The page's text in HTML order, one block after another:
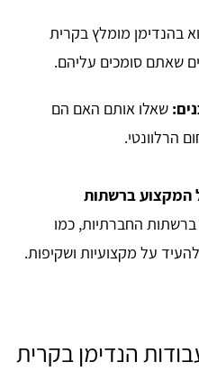
בהנדימן מומלץ בקרית
שאתם סומכים עליהם.
שאלו אותם האם הם
הרלוונטי.
המקצוע ברשתות
ברשתות החברתיות, כמו
על מקצועיות ושקיפות.
הנדימן בקרית